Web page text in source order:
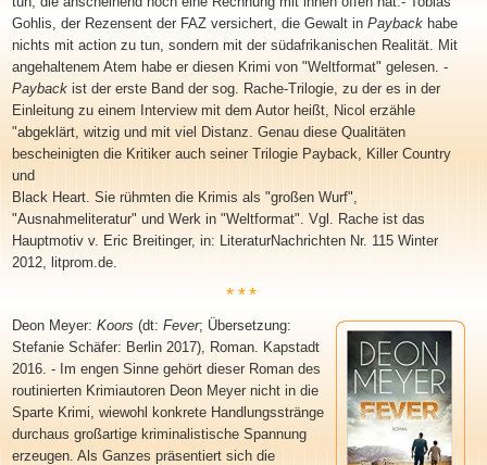
Gohlis, der Rezensent der FAZ versichert, die Gewalt in Paybackhabe
nichts mit action zu tun, sondern mit der südafrikanischen Realität. Mit
angehaltenem Atem habe er diesen Krimi von "Weltformat" gelesen. -
Paybackist der erste Band der sog. Rache-Trilogie, zu der es in der
Einleitung zu einem Interview mit dem Autor heißt, Nicol erzähle
"abgeklärt, witzig und mit viel Distanz. Genau diese Qualitäten
bescheinigten die Kritiker auch seiner Trilogie Payback, Killer Country
und
Black Heart. Sie rühmten die Krimis als "großen Wurf",
"Ausnahmeliteratur" und Werk in "Weltformat". Vgl. Rache ist das
Hauptmotiv v. Eric Breitinger, in: LiteraturNachrichten Nr. 115 Winter
2012, litprom.de.
***
Deon Meyer: Koors (dt: Fever; Übersetzung:
Stefanie Schäfer: Berlin 2017), Roman. Kapstadt
2016. - Im engen Sinne gehört dieser Roman des
routinierten Krimiautoren Deon Meyer nicht in die
Sparte Krimi, wiewohl konkrete Handlungsstränge
durchaus großartige kriminalistische Spannung
erzeugen. Als Ganzes präsentiert sich die